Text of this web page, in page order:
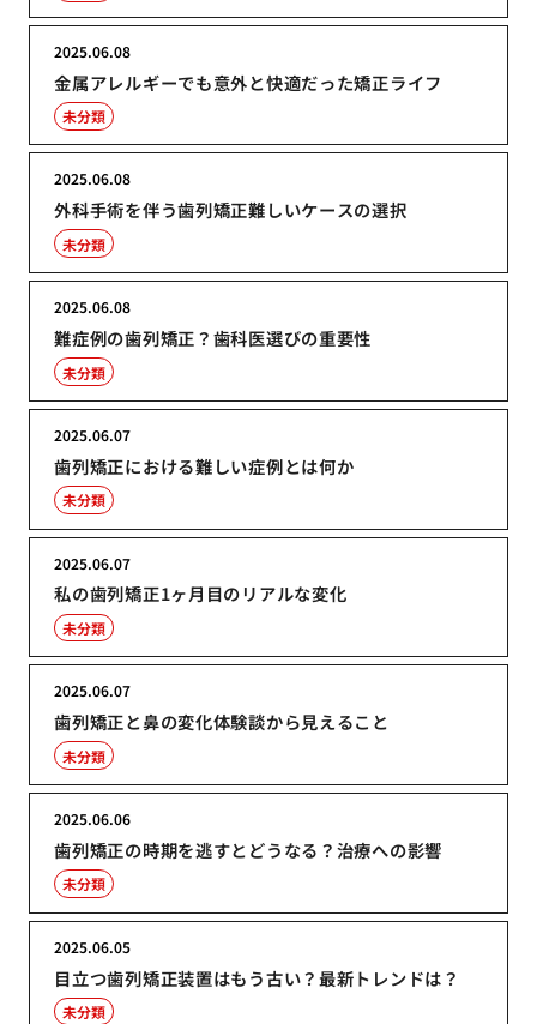
金属アレルギーでも意外と快適だった矯正ライフ
2025.06.08
未分類
外科手術を伴う歯列矯正難しいケースの選択
2025.06.08
未分類
難症例の歯列矯正？歯科医選びの重要性
2025.06.08
未分類
歯列矯正における難しい症例とは何か
2025.06.07
未分類
私の歯列矯正1ヶ月目のリアルな変化
2025.06.07
未分類
歯列矯正と鼻の変化体験談から見えること
2025.06.07
未分類
歯列矯正の時期を逃すとどうなる？治療への影響
2025.06.06
未分類
目立つ歯列矯正装置はもう古い？最新トレンドは？
2025.06.05
未分類